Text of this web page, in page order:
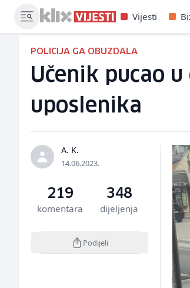
Vijesti
POLICIJA GA OBUZDALA
Učenik pucao
uposlenika
A. K.
14.06.2023.
219
komentara
348
dijeljenja
Podijeli